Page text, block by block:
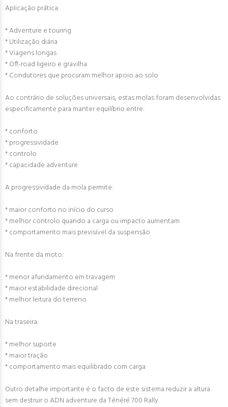
Aplicação prática:
* Adventure e touring
* Utilização diária
* Viagens longas
* Off-road ligeiro e gravilha
* Condutores que procuram melhor apoio ao solo
Ao contrário de soluções universais, estas molas foram desenvolvidas
especificamente para manter equilíbrio entre:
* conforto
* progressividade
* controlo
* capacidade adventure
A progressividade da mola permite:
* maior conforto no início do curso
* melhor controlo quando a carga ou impacto aumentam
* comportamento mais previsível da suspensão
Na frente da moto:
* menor afundamento em travagem
* maior estabilidade direcional
* melhor leitura do terreno
Na traseira:
* melhor suporte
* maior tração
* comportamento mais equilibrado com carga
Outro detalhe importante é o facto de este sistema reduzir a altura
sem destruir o ADN adventure da Ténéré 700 Rally.